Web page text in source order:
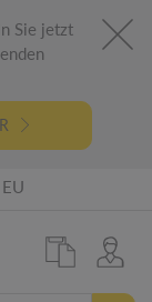
Sie jetzt